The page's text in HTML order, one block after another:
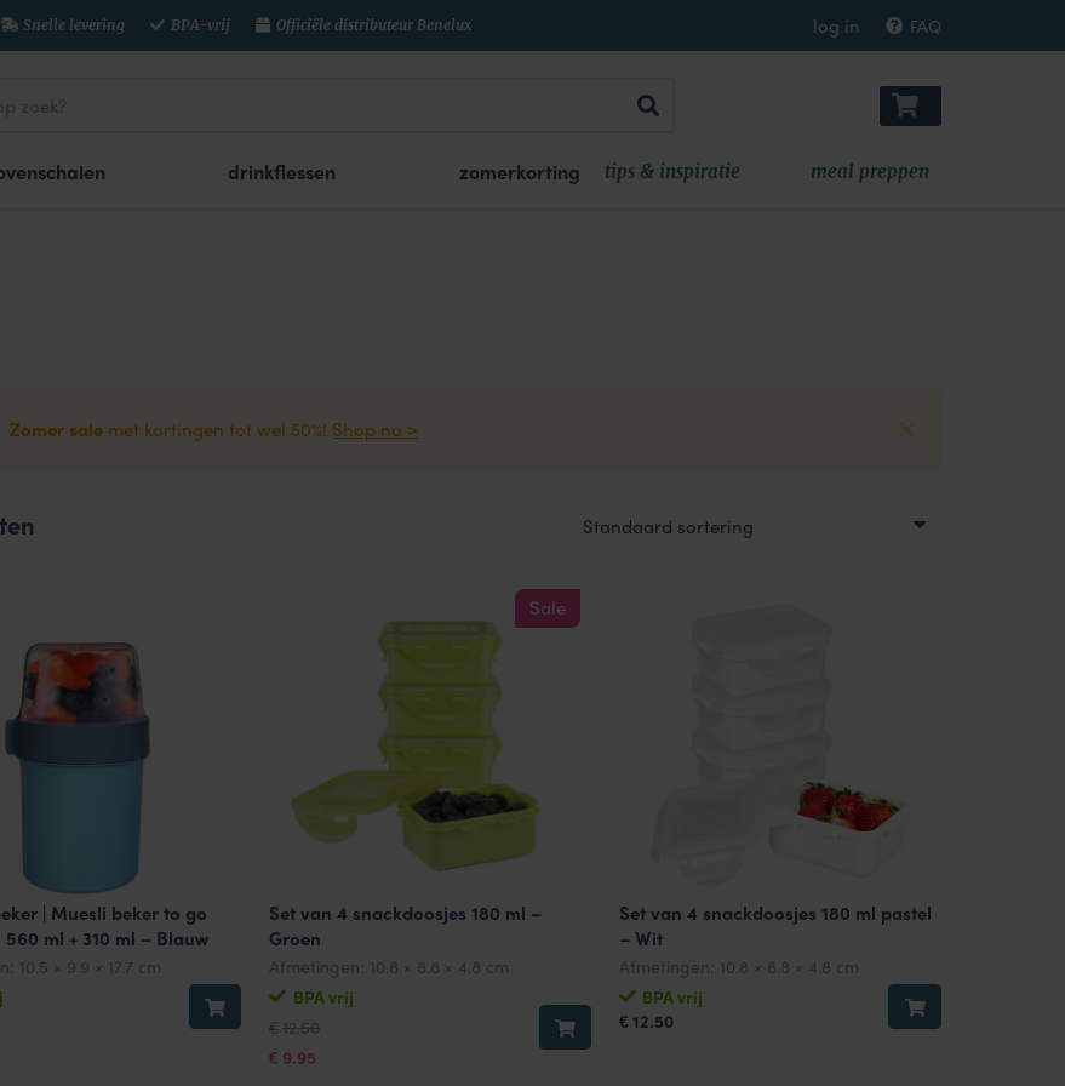
Snelle levering BPA-vrij Officiële distributeur Benelux log in FAQ
drinkflessen zomerkorting tips & inspiratie meal preppen
Zomer sale met kortingen tot wel 50%! Shop nu >
| Muesli beker to go
ml + 310 ml – Blauw
10.5 × 9.9 × 17.7 cm
Sale
Set van 4 snackdoosjes 180 ml –
Groen
Afmetingen:
10.8 × 8.8 × 4.8 cm
BPA vrij
€12.50
Oorspronkelijke
prijs
was:
€ 9.95
Huidige
prijs
is:
Set van 4 snackdoosjes 180 ml pastel
– Wit
Afmetingen:
10.8 × 8.8 × 4.8 cm
BPA vrij
€ 12.50